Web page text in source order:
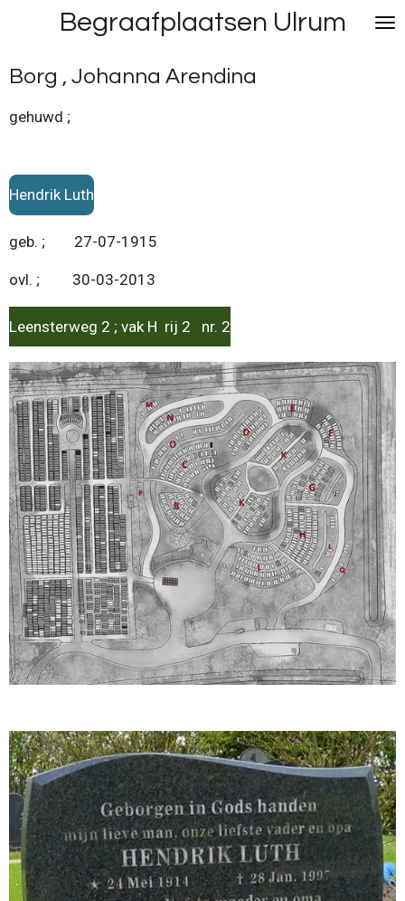
naar
de
hoofdinhoud
Begraafplaatsen Ulrum
Borg , Johanna Arendina
gehuwd ;
Hendrik Luth
geb. ; 27-07-1915
ovl. ; 30-03-2013
Leensterweg 2 ; vak H rij 2 nr. 2